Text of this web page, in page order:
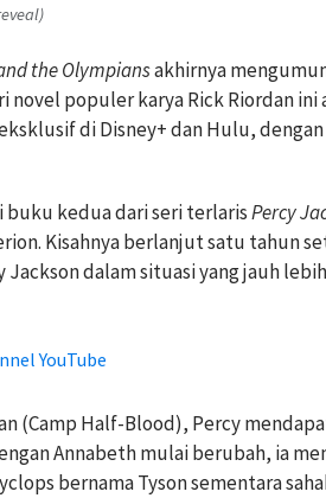
the Olympiansakhirnya
novel populer karya Rick Riordan ini
di Disney+ dan Hulu,
buku kedua dari seri terlarisPercy
Kisahnya berlanjut satu tahun
dalam situasi yang jauh
YouTube
(Camp Half-Blood), Percy
Annabeth mulai berubah, ia
bernama Tyson sementara